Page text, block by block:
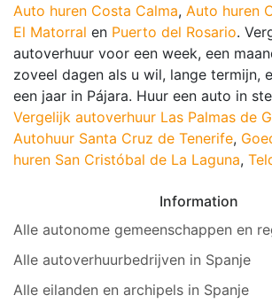
Auto huren Costa Calma, Auto huren
El Matorral en Puerto del Rosario.
autoverhuur voor een week, een
zoveel dagen als u wil, lange termijn,
een jaar in Pájara. Huur een auto in
Vergelijk autoverhuur Las Palmas de
Autohuur Santa Cruz de Tenerife,
huren San Cristóbal de La Laguna,
Information
Alle autonome gemeenschappen en
Alle autoverhuurbedrijven in Spanje
Alle eilanden en archipels in Spanje